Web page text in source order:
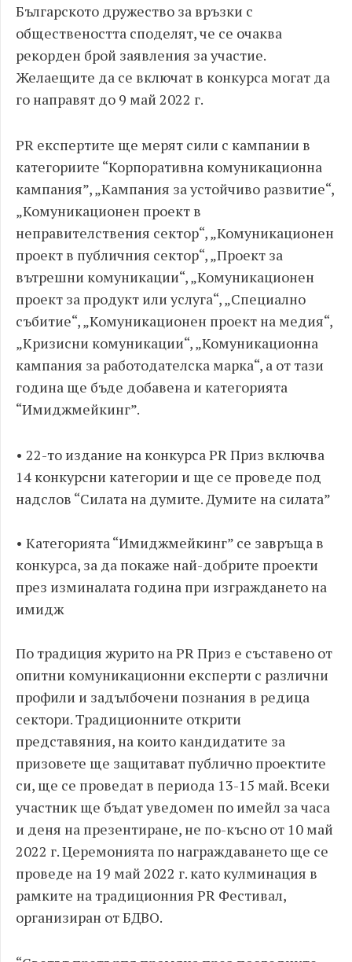
Българското дружество за връзки с
обществеността споделят, че се очаква
рекорден брой заявления за участие.
Желаещите да се включат в конкурса могат да
го направят до 9 май 2022 г.
PR експертите ще мерят сили с кампании в
категориите “Корпоративна комуникационна
кампания”, „Кампания за устойчиво развитие“,
„Комуникационен проект в
неправителствения сектор“, „Комуникационен
проект в публичния сектор“, „Проект за
вътрешни комуникации“, „Комуникационен
проект за продукт или услуга“, „Специално
събитие“, „Комуникационен проект на медия“,
„Кризисни комуникации“, „Комуникационна
кампания за работодателска марка“, а от тази
година ще бъде добавена и категорията
“Имиджмейкинг”.
• 22-то издание на конкурса PR Приз включва
14 конкурсни категории и ще се проведе под
надслов “Силата на думите. Думите на силата”
• Категорията “Имиджмейкинг” се завръща в
конкурса, за да покаже най-добрите проекти
през изминалата година при изграждането на
имидж
По традиция журито на PR Приз е съставено от
опитни комуникационни експерти с различни
профили и задълбочени познания в редица
сектори. Традиционните открити
представяния, на които кандидатите за
призовете ще защитават публично проектите
си, ще се проведат в периода 13-15 май. Всеки
участник ще бъдат уведомен по имейл за часа
и деня на презентиране, не по-късно от 10 май
2022 г. Церемонията по награждаването ще се
проведе на 19 май 2022 г. като кулминация в
рамките на традиционния PR Фестивал,
организиран от БДВО.